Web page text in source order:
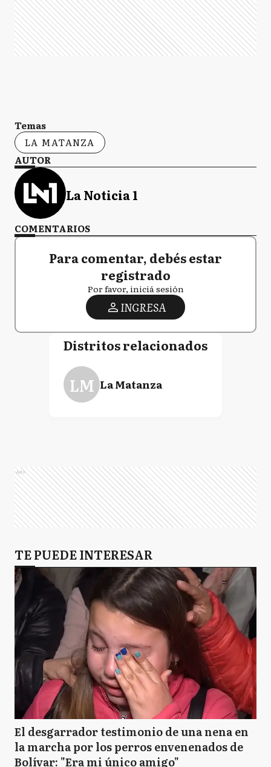
Temas
LA MATANZA
AUTOR
La Noticia 1
COMENTARIOS
Para comentar, debés estar
registrado
Por favor, iniciá sesión
INGRESA
Distritos relacionados
LM La Matanza
Ads
TE PUEDE INTERESAR
El desgarrador testimonio de una nena en
la marcha por los perros envenenados de
Bolívar: "Era mi único amigo"